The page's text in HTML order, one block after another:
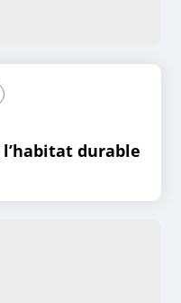
l’habitat durable